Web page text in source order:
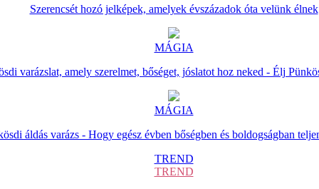
Szerencsét hozó jelképek, amelyek évszázadok óta velünk élnek
MÁGIA
varázslat, amely szerelmet, bőséget, jóslatot hoz neked - Élj
MÁGIA
áldás varázs - Hogy egész évben bőségben és boldogságban
TREND
TREND